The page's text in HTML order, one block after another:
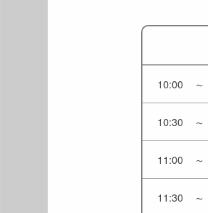
10:00 ～
10:30 ～
11:00 ～
11:30 ～